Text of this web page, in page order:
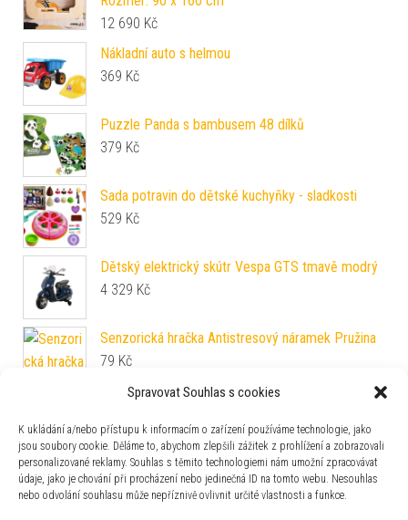
Spravovat Souhlas s cookies
K ukládání a/nebo přístupu k informacím o zařízení používáme technologie, jako
jsou soubory cookie. Děláme to, abychom zlepšili zážitek z prohlížení a zobrazovali
personalizované reklamy. Souhlas s těmito technologiemi nám umožní zpracovávat
údaje, jako je chování při procházení nebo jedinečná ID na tomto webu. Nesouhlas
nebo odvolání souhlasu může nepříznivě ovlivnit určité vlastnosti a funkce.
12 690 Kč
Nákladní auto s helmou
369 Kč
Puzzle Panda s bambusem 48 dílků
379 Kč
Sada potravin do dětské kuchyňky - sladkosti
529 Kč
Dětský elektrický skútr Vespa GTS tmavě modrý
4 329 Kč
Senzorická hračka Antistresový náramek Pružina
79 Kč
Moyo Montessori Moyo Montessori Hnědé